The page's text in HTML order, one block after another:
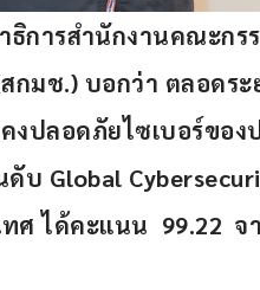
ธิการสำนักงานคณะก
สกมช.) บอกว่า ตลอดระ
ปลอดภัยไซเบอร์ของ
ดับ Global
ทศ ได้คะแนน 99.22 จ